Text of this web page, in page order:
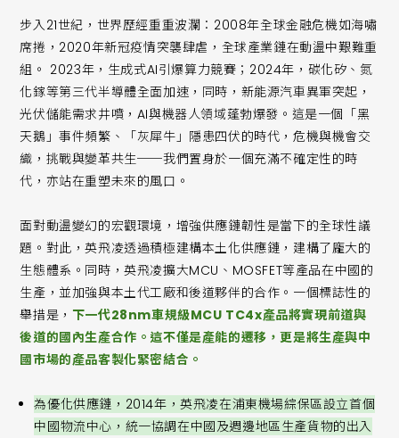
步入21世紀，世界歷經重重波瀾：2008年全球金融危機如海嘯
席捲，2020年新冠疫情突襲肆虐，全球產業鏈在動盪中艱難重
組。 2023年，生成式AI引爆算力競賽；2024年，碳化矽、氮
化鎵等第三代半導體全面加速，同時，新能源汽車異軍突起，
光伏儲能需求井噴，AI與機器人領域蓬勃爆發。這是一個「黑
天鵝」事件頻繁、「灰犀牛」隱患四伏的時代，危機與機會交
織，挑戰與變革共生──我們置身於一個充滿不確定性的時
代，亦站在重塑未來的風口。
面對動盪變幻的宏觀環境，增強供應鏈韌性是當下的全球性議
題。對此，英飛凌透過積極建構本土化供應鏈，建構了龐大的
生態體系。同時，英飛凌擴大MCU、MOSFET等產品在中國的
生產，並加強與本土代工廠和後道夥伴的合作。一個標誌性的
舉措是， 下一代28nm車規級MCU TC4x產品將實現前道與
後道的國內生產合作。這不僅是產能的遷移，更是將生產與中
國市場的產品客製化緊密結合。
為優化供應鏈，2014年，英飛凌在浦東機場綜保區設立首個
中國物流中心，統一協調在中國及週邊地區生產貨物的出入